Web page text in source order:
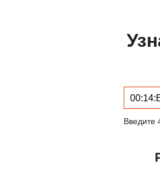
Введите